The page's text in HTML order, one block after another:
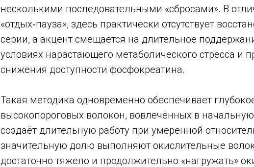
несколькими последовательными «сбросами». В
«отдых‑пауза», здесь практически отсутствует
серии, а акцент смещается на длительное
условиях нарастающего метаболического стресса и
снижения доступности фосфокреатина.
Такая методика одновременно обеспечивает
высокопороговых волокон, вовлечённых в
создаёт длительную работу при умеренной
значительную долю выполняют окислительные
достаточно тяжело и продолжительно «нагружать»